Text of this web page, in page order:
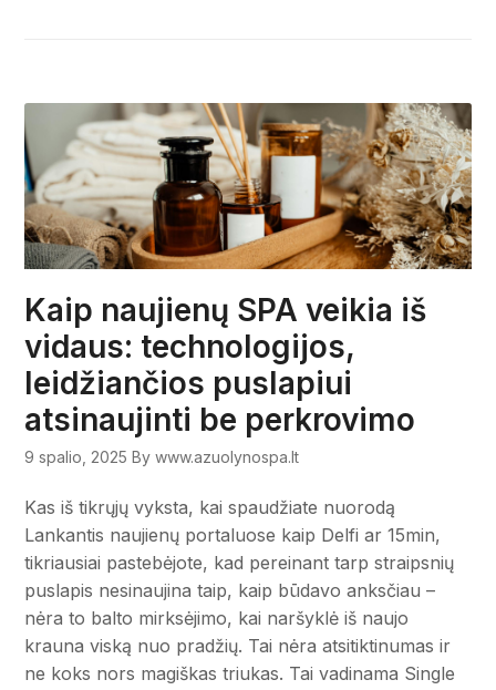
Kaip naujienų SPA veikia iš
vidaus: technologijos,
leidžiančios puslapiui
atsinaujinti be perkrovimo
9 spalio, 2025 By www.azuolynospa.lt
Kas iš tikrųjų vyksta, kai spaudžiate nuorodą
Lankantis naujienų portaluose kaip Delfi ar 15min,
tikriausiai pastebėjote, kad pereinant tarp straipsnių
puslapis nesinaujina taip, kaip būdavo anksčiau –
nėra to balto mirksėjimo, kai naršyklė iš naujo
krauna viską nuo pradžių. Tai nėra atsitiktinumas ir
ne koks nors magiškas triukas. Tai vadinama Single